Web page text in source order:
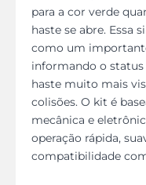
para a cor verde
haste se abre. Essa
como um
informando o status
haste muito mais
colisões. O kit é
mecânica e
operação rápida,
compatibilidade